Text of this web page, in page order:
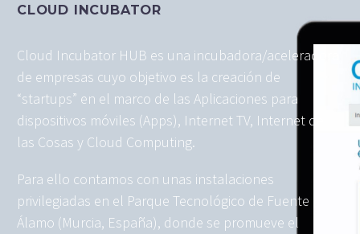
CLOUD INCUBATOR
Cloud Incubator HUB es una incubadora/aceleradora
de empresas cuyo objetivo es la creación de
“startups” en el marco de las Aplicaciones para
dispositivos móviles (Apps), Internet TV, Internet de
las Cosas y Cloud Computing.
Para ello contamos con unas instalaciones
privilegiadas en el Parque Tecnológico de Fuente
Álamo (Murcia, España), donde se promueve el